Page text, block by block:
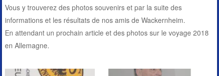
Vous y trouverez des photos souvenirs et par la suite des
informations et les résultats de nos amis de Wackernheim.
En attendant un prochain article et des photos sur le voyage 2018
en Allemagne.